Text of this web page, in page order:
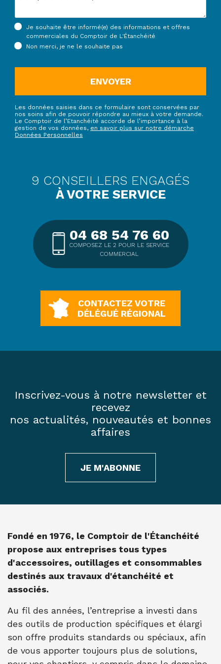
Je souhaite être informé(e) des informations et offres
commerciales du Comptoir de L'Étanchéité
Non merci, je ne le souhaite pas
ENVOYER
Les données saisies dans ce formulaire sont conservées par
nos soins afin de pouvoir répondre au mieux à votre demande.
Le Comptoir de l’Etanchéité accorde de l’importance à la
gestion de vos données, en savoir plus sur notre démarche
Données Personnelles
9 CONSEILLERS ENGAGÉS
À VOTRE SERVICE
04 68 54 76 60
COMPOSEZ LE 2 POUR LE SERVICE
COMMERCIAL
CONTACTEZ VOTRE
DÉLÉGUÉ RÉGIONAL
Inscrivez-vous à notre newsletter et
recevez
nos actualités, nouveautés et bonnes
affaires
JE M'ABONNE
Fondé en 1976, le Comptoir de l'Étanchéité
propose aux entreprises tous types
d'accessoires, outillages et consommables
destinés aux travaux d'étanchéité et
associés.
Au fil des années, l’entreprise a investi dans
des outils de production spécifiques et élargi
son offre produits standards ou spéciaux, afin
de vous apporter toujours plus de solutions,